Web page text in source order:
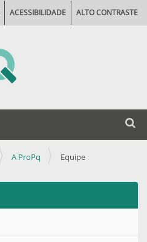
Busca
ACESSIBILIDADE ALTO CONTRASTE
A ProPq Equipe